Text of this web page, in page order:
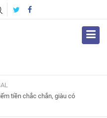
tiền chắc chắn, giàu có